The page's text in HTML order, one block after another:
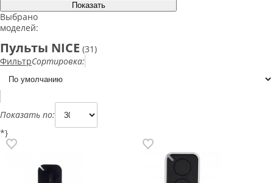
Выбрано
моделей:
Пульты NICE (31)
ФильтрСортировка:
Показать по:
*}